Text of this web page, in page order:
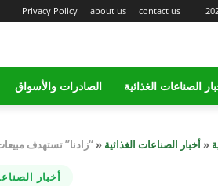
Privacy Policy about us contact us
الصناعات الغذائية الصادرات والأسواق
«أخبار الصناعات الغذائية «“زادنا” تستهدف مبيعات بقيمة 130 مليون جنيه وتخطط
أخبار